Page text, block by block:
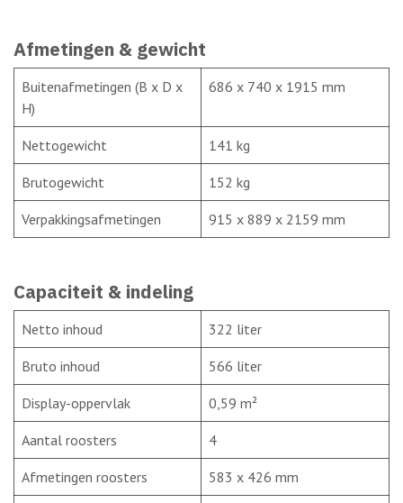
Afmetingen & gewicht
Buitenafmetingen (B x D x
H)
686 x 740 x 1915 mm
Nettogewicht 141 kg
Brutogewicht 152 kg
Verpakkingsafmetingen 915 x 889 x 2159 mm
Capaciteit & indeling
Netto inhoud 322 liter
Bruto inhoud 566 liter
Display-oppervlak 0,59 m²
Aantal roosters 4
Afmetingen roosters 583 x 426 mm